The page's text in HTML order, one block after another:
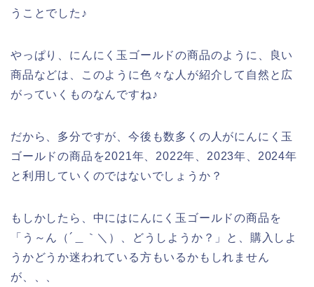
うことでした♪
やっぱり、にんにく玉ゴールドの商品のように、良い
商品などは、このように色々な人が紹介して自然と広
がっていくものなんですね♪
だから、多分ですが、今後も数多くの人がにんにく玉
ゴールドの商品を2021年、2022年、2023年、2024年
と利用していくのではないでしょうか？
もしかしたら、中にはにんにく玉ゴールドの商品を
「う～ん（´＿｀＼）、どうしようか？」と、購入しよ
うかどうか迷われている方もいるかもしれません
が、、、